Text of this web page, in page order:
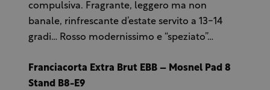
compulsiva. Fragrante, leggero ma non
banale, rinfrescante d’estate servito a 13-14
gradi… Rosso modernissimo e “speziato”…
Franciacorta Extra Brut EBB – Mosnel Pad 8
Stand B8-E9